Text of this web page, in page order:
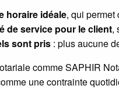
horaire idéale, qui
de service pour le client,
sont pris : plus aucune
comme SAPHIR
une contrainte